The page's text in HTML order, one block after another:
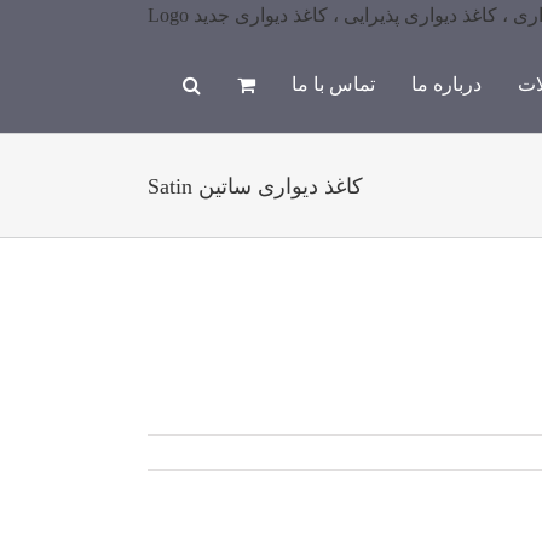
درباره ما تماس با ما
کاغذ دیواری ساتین Satin